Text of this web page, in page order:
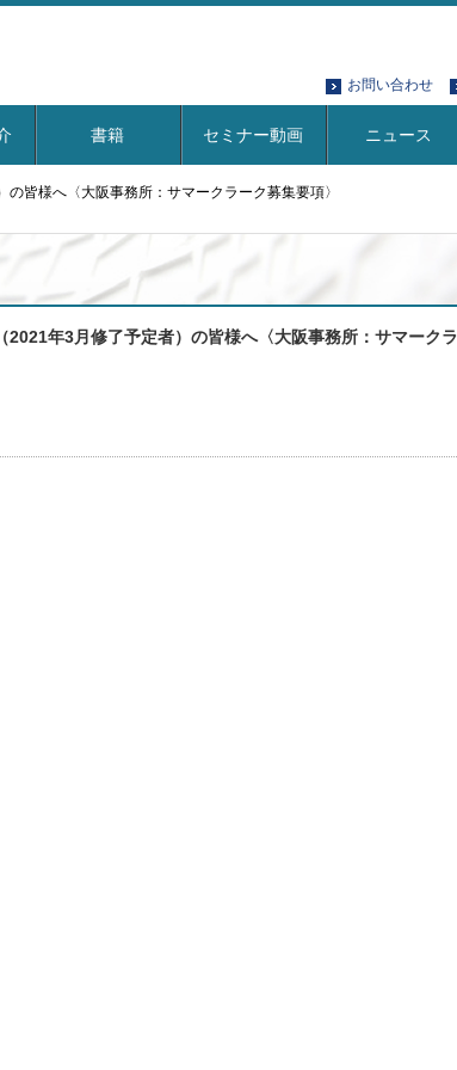
お問い合わせ
書籍 セミナー動画 ニュース
皆様へ〈大阪事務所：サマークラーク募集要項〉
2021年3月修了予定者）の皆様へ〈大阪事務所：サマークラ